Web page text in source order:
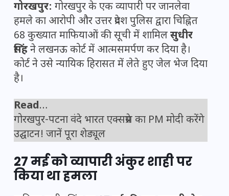
गोरखपुर: गोरखपुर के एक व्यापारी पर जानलेवा
हमले का आरोपी और उत्तर प्रदेश पुलिस द्वारा चिह्नित
68 कुख्यात माफियाओं की सूची में शामिलसुधीर
सिंहने लखनऊ कोर्ट में आत्मसमर्पण कर दिया है।
कोर्ट ने उसे न्यायिक हिरासत में लेते हुए जेल भेज दिया
है।
Read…
गोरखपुर-पटना वंदे भारत एक्सप्रेस का PM मोदी करेंगे
उद्घाटन! जानें पूरा शेड्यूल
27 मई को व्यापारी अंकुर शाही पर
किया था हमला